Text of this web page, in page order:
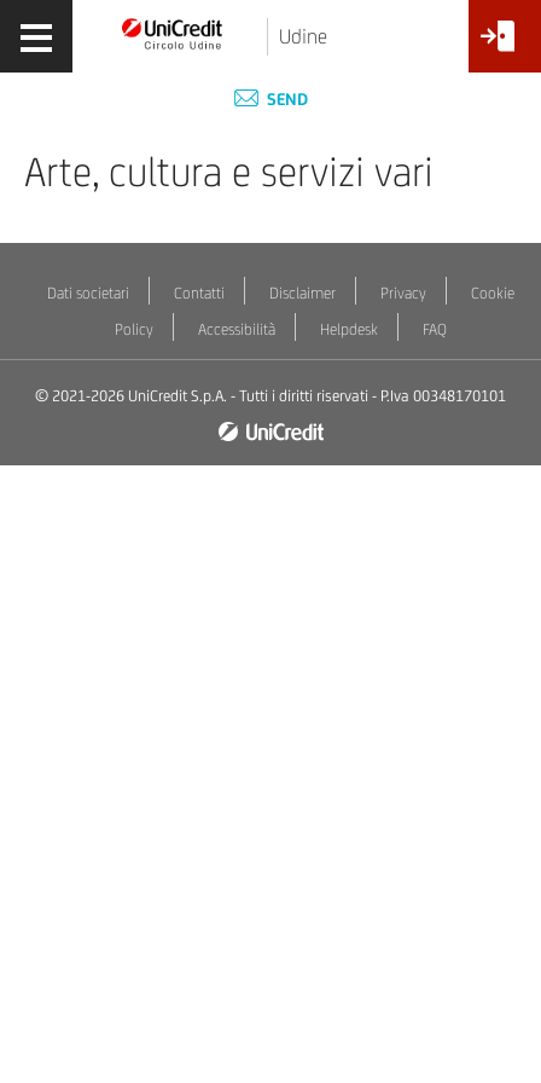
Udine
SEND
Arte, cultura e servizi vari
Dati societari Contatti Disclaimer Privacy
Cookie
Policy
Accessibilità Helpdesk FAQ
© 2021-2026 UniCredit S.p.A. - Tutti i diritti riservati - P.Iva 00348170101